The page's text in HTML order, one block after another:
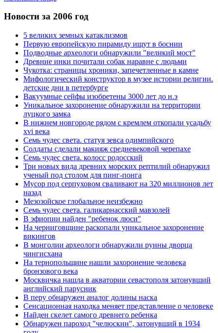
Новости за 2006 год
5 великих земных катаклизмов
Первую европейскую пирамиду ищут в боснии
Подводные археологи обнаружили "великий мост"
Древние инки почитали собак наравне с людьми
Чукотка: страницы хроники, запечетленные в камне
Мифологический конструктор в музее истории религии.
детские дни в петербурге
Вакуумные сейфы изобретены 3000 лет до н.э
Уникальное захоронение обнаружили на территории
луцкого замка
В нижнем новгороде рядом с кремлем откопали усадьбу
xvi века
Семь чудес света. статуя зевса одимпийского
Солдаты сделали макияж средневековой черепахе
Семь чудес света. колосс родосский
Три новых вида древних морских рептилий обнаружил
ученый под столом для пинг-понга
Мусор под cерпуховом сваливают на 320 миллионов лет
назад
Мезозойское глобальное неизбежно
Семь чудес света. галикарнасский мавзолей
В эфиопии найден "ребенок люси"
На черниговщине раскопали уникальное захоронение
викингов
В монголии археологи обнаружили руины дворца
чингисхана
На тернопольщине нашли захоронение человека
бронзового века
Москвичка нашла в акватории севастополя затонувший
английский парусник
В перу обнаружен аналог долины наска
Сенсационная находка меняет представление о человеке
Найден скелет самого древнего ребенка
Обнаружен пароход "челюскин", затонувший в 1934